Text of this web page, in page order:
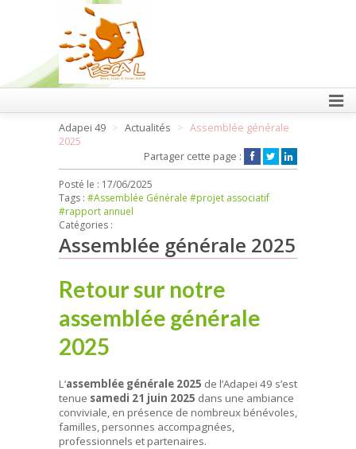
FAIRE UN DON
Adapei 49 Actualités
Assemblée générale
2025
Partager cette page :
Posté le : 17/06/2025
Tags : #Assemblée Générale #projet associatif
#rapport annuel
Catégories :
Assemblée générale 2025
Retour sur notre
assemblée générale
2025
L’assemblée générale 2025 de l’Adapei 49 s’est
tenue samedi 21 juin 2025 dans une ambiance
conviviale, en présence de nombreux bénévoles,
familles, personnes accompagnées,
professionnels et partenaires.